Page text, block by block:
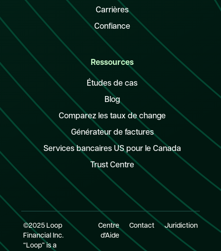
Carrières
Confiance
Ressources
Études de cas
Blog
Comparez les taux de change
Générateur de factures
Services bancaires US pour le Canada
Trust Centre
©2025 Loop
Financial Inc.
“Loop” is a
Centre
d'Aide
Contact Juridiction